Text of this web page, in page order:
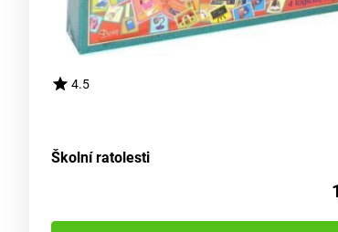
4.5
Školní ratolesti